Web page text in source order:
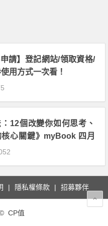
申請】登記網站/領取資格/
用方式一次看！
：12個改變你如何思考、
心關鍵》myBook 四月
取！
隱私權條款 招募夥伴
CP值